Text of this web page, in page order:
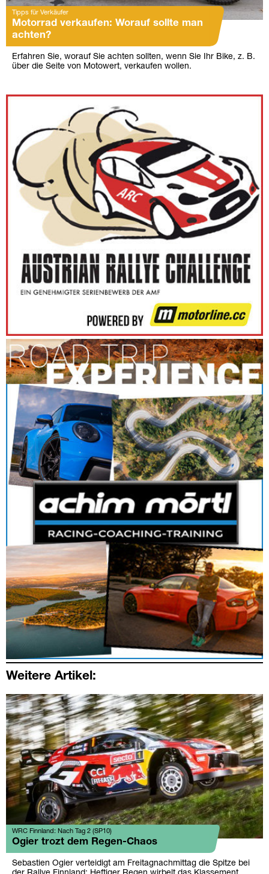
Tipps für Verkäufer
Motorrad verkaufen: Worauf sollte man
achten?
Erfahren Sie, worauf Sie achten sollten, wenn Sie Ihr Bike, z. B.
über die Seite von Motowert, verkaufen wollen.
Weitere Artikel:
WRC Finnland: Nach Tag 2 (SP10)
Ogier trozt dem Regen-Chaos
Sebastien Ogier verteidigt am Freitagnachmittag die Spitze bei